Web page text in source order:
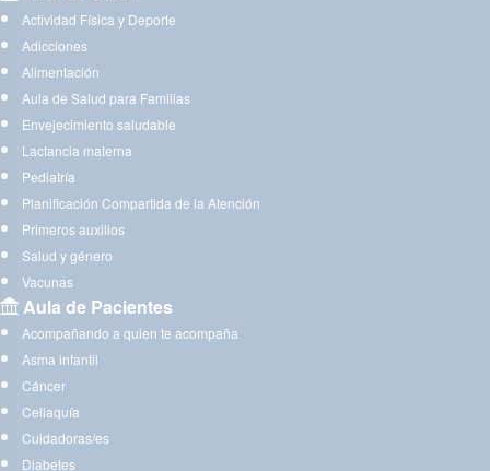
Actividad Física y Deporte
Adicciones
Alimentación
Aula de Salud para Familias
Envejecimiento saludable
Lactancia materna
Pediatría
Planificación Compartida de la Atención
Primeros auxilios
Salud y género
Vacunas
Aula de Pacientes
Acompañando a quien te acompaña
Asma infantil
Cáncer
Celiaquía
Cuidadoras/es
Diabetes